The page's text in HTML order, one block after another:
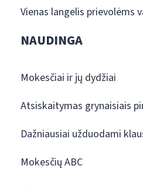
Vienas langelis prievolėms
NAUDINGA
Mokesčiai ir jų dydžiai
Atsiskaitymas grynaisiais
Dažniausiai užduodami
Mokesčių ABC